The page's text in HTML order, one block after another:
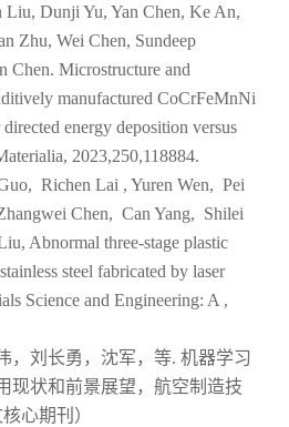
Liu, Dunji Yu, Yan Chen, Ke An,
Zhu, Wei Chen, Sundeep
Chen. Microstructure and
manufactured CoCrFeMnNi
energy deposition versus
2023,250,118884.
Richen Lai , Yuren Wen, Pei
Chen, Can Yang, Shilei
Abnormal three-stage plastic
steel fabricated by laser
Science and Engineering: A ,
，刘长勇，沈军，等. 机器学习
现状和前景展望，航空制造技
心期刊）